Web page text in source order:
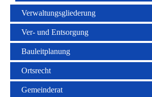
Verwaltungsgliederung
Ver- und Entsorgung
Bauleitplanung
Ortsrecht
Gemeinderat